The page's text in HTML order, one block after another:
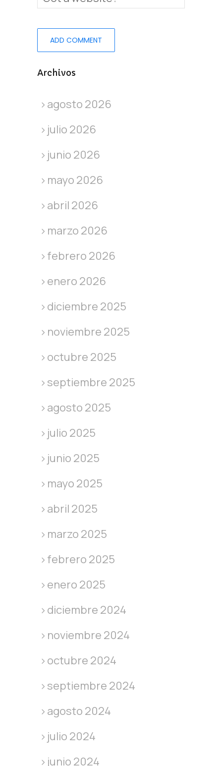
Archivos
agosto 2026
julio 2026
junio 2026
mayo 2026
abril 2026
marzo 2026
febrero 2026
enero 2026
diciembre 2025
noviembre 2025
octubre 2025
septiembre 2025
agosto 2025
julio 2025
junio 2025
mayo 2025
abril 2025
marzo 2025
febrero 2025
enero 2025
diciembre 2024
noviembre 2024
octubre 2024
septiembre 2024
agosto 2024
julio 2024
junio 2024